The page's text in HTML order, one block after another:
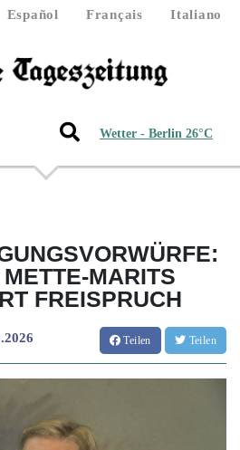
Español Français
Italiano
Wetter - Berlin 26°C
MARITS
FREISPRUCH
Teilen Teilen